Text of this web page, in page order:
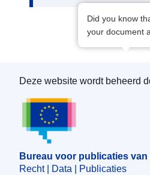
Did you know
your document
Bureau voor publicaties
Deze website wordt beheerd
Bureau voor publicaties
Recht | Data | Publicaties